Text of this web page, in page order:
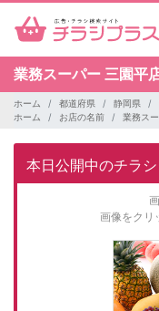
業務スーパー 三園平
ホーム 都道府県 静岡県
ホーム
お店の名前 業務ス
本日公開中のチラシ
画像をクリ